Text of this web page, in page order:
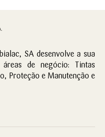
SA desenvolve a sua
de negócio: Tintas
Proteção e Manutenção e